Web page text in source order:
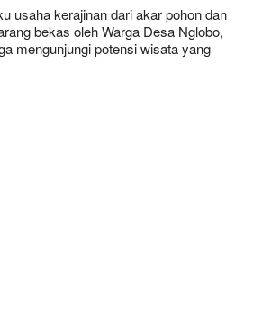
usaha kerajinan dari akar pohon dan
bekas oleh Warga Desa Nglobo,
mengunjungi potensi wisata yang